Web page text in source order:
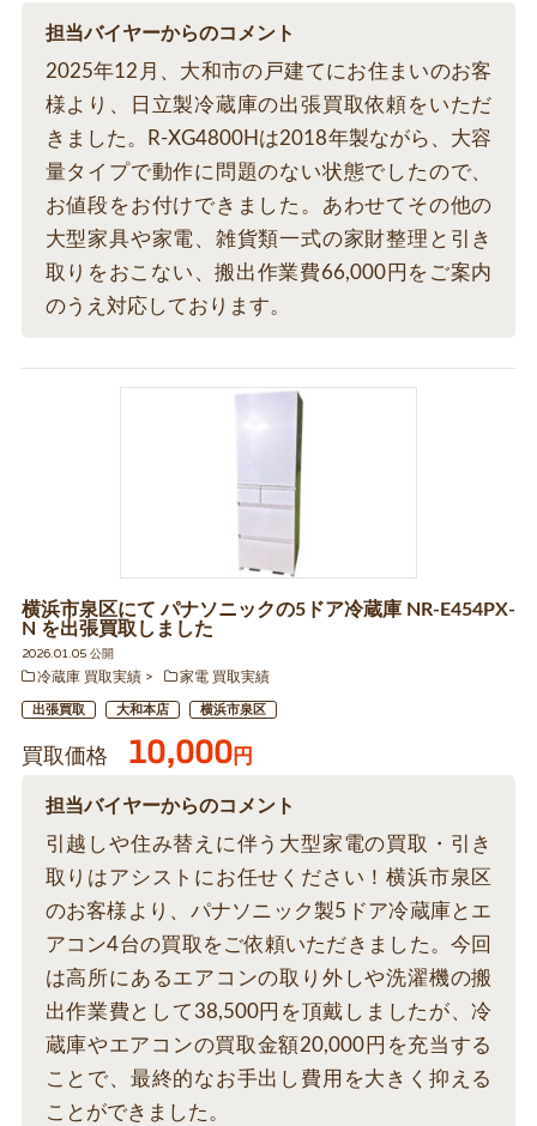
担当バイヤーからのコメント
2025年12月、大和市の戸建てにお住まいのお客
様より、日立製冷蔵庫の出張買取依頼をいただ
きました。R-XG4800Hは2018年製ながら、大容
量タイプで動作に問題のない状態でしたので、
お値段をお付けできました。あわせてその他の
大型家具や家電、雑貨類一式の家財整理と引き
取りをおこない、搬出作業費66,000円をご案内
のうえ対応しております。
横浜市泉区にて パナソニックの5ドア冷蔵庫 NR-E454PX-
N を出張買取しました
2026.01.05 公開
冷蔵庫 買取実績
家電 買取実績
出張買取 大和本店 横浜市泉区
買取価格 10,000円
担当バイヤーからのコメント
引越しや住み替えに伴う大型家電の買取・引き
取りはアシストにお任せください！横浜市泉区
のお客様より、パナソニック製5ドア冷蔵庫とエ
アコン4台の買取をご依頼いただきました。今回
は高所にあるエアコンの取り外しや洗濯機の搬
出作業費として38,500円を頂戴しましたが、冷
蔵庫やエアコンの買取金額20,000円を充当する
ことで、最終的なお手出し費用を大きく抑える
ことができました。